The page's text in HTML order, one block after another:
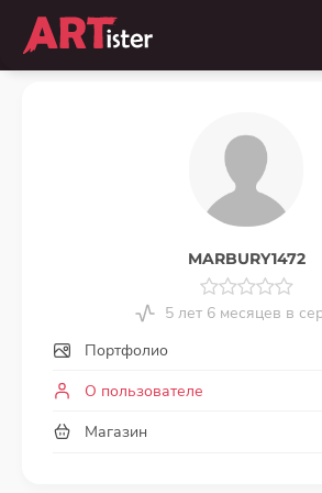
MARBURY1472
5 лет 6 месяцев в
Портфолио
О пользователе
Магазин